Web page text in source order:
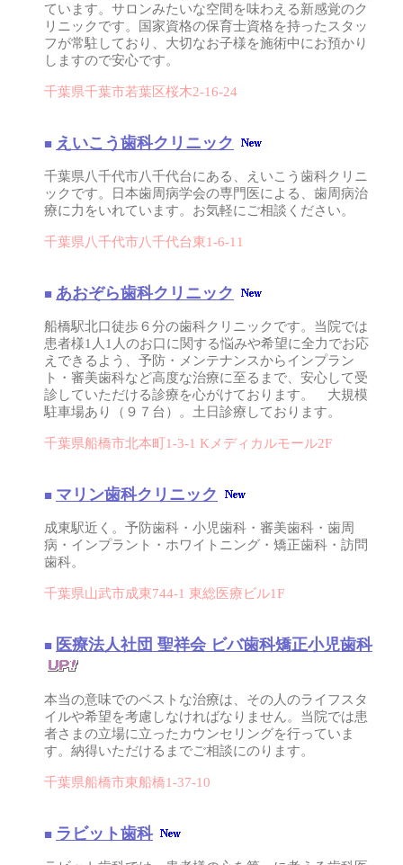
ています。サロンみたいな空間を味わえる新感覚のク
リニックです。国家資格の保育士資格を持ったスタッ
フが常駐しており、大切なお子様を施術中にお預かり
しますので安心です。
千葉県千葉市若葉区桜木2-16-24
■ えいこう歯科クリニック
千葉県八千代市八千代台にある、えいこう歯科クリニ
ックです。日本歯周病学会の専門医による、歯周病治
療に力をいれています。お気軽にご相談ください。
千葉県八千代市八千代台東1-6-11
■ あおぞら歯科クリニック
船橋駅北口徒歩６分の歯科クリニックです。当院では
患者様1人1人のお口に関する悩みや希望に全力でお応
えできるよう、予防・メンテナンスからインプラン
ト・審美歯科など高度な治療に至るまで、安心して受
診していただける診療を心がけております。 大規模
駐車場あり（９７台）。土日診療しております。
千葉県船橋市北本町1-3-1 Kメディカルモール2F
■ マリン歯科クリニック
成東駅近く。予防歯科・小児歯科・審美歯科・歯周
病・インプラント・ホワイトニング・矯正歯科・訪問
歯科。
千葉県山武市成東744-1 東総医療ビル1F
■ 医療法人社団 聖祥会 ビバ歯科矯正小児歯科
本当の意味でのベストな治療は、その人のライフスタ
イルや希望を考慮しなければなりません。当院では患
者さまの立場に立ったカウンセリングを行っていま
す。納得いただけるまでご相談にのります。
千葉県船橋市東船橋1-37-10
■ ラビット歯科